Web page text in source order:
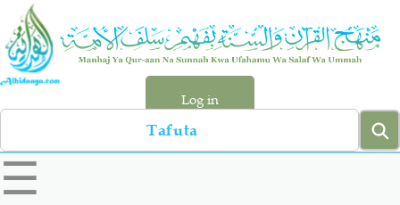
Skip
main
content
Log in
Search
left
sidebar
☰